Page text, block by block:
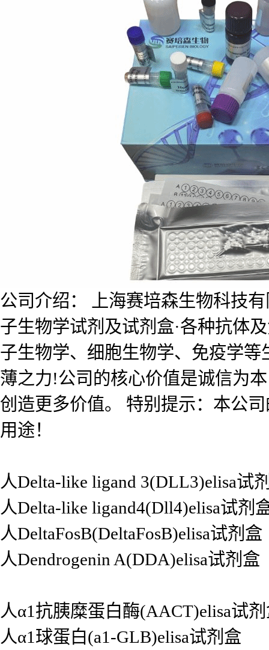
公司介绍： 上海赛培森生物科技有
子生物学试剂及试剂盒·各种抗体
子生物学、细胞生物学、免疫学
薄之力!公司的核心价值是诚信为
创造更多价值。 特别提示：本公
用途！
人Delta-like ligand 3(DLL3)elisa试
人Delta-like ligand4(Dll4)elisa试剂
人DeltaFosB(DeltaFosB)elisa试剂盒
人Dendrogenin A(DDA)elisa试剂盒
人α1抗胰糜蛋白酶(AACT)elisa试
人α1球蛋白(a1-GLB)elisa试剂盒